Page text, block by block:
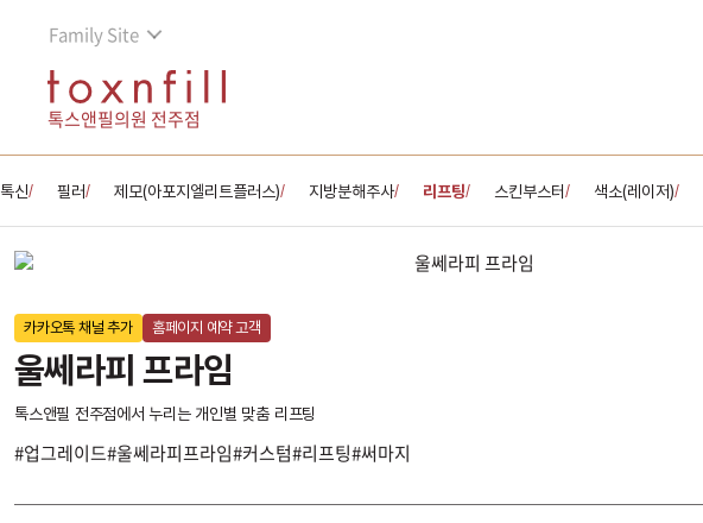
Family Site
톡스앤필의원 전주점
톡신/ 필러/ 제모(아포지엘리트플러스)/ 지방분해주사/ 리프팅/ 스킨부스터/ 색소(레이저)/
카카오톡 채널 추가 홈페이지 예약 고객
울쎄라피 프라임
톡스앤필 전주점에서 누리는 개인별 맞춤 리프팅
#업그레이드#울쎄라피프라임#커스텀#리프팅#써마지